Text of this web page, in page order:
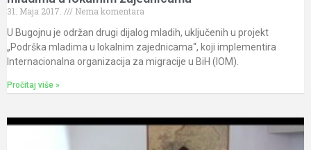
31. Maja 2017.
Nema komentara
U Bugojnu je održan drugi dijalog mladih, uključenih u projekt
„Podrška mladima u lokalnim zajednicama“, koji implementira
Internacionalna organizacija za migracije u BiH (IOM).
Pročitaj više »